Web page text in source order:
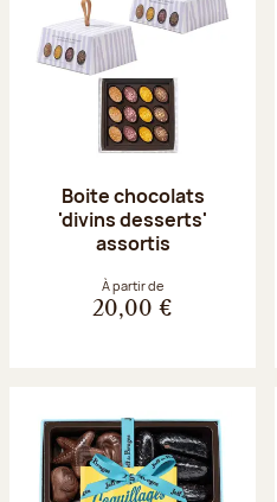
Boite chocolats
'divins desserts'
assortis
À partir de
20,00 €